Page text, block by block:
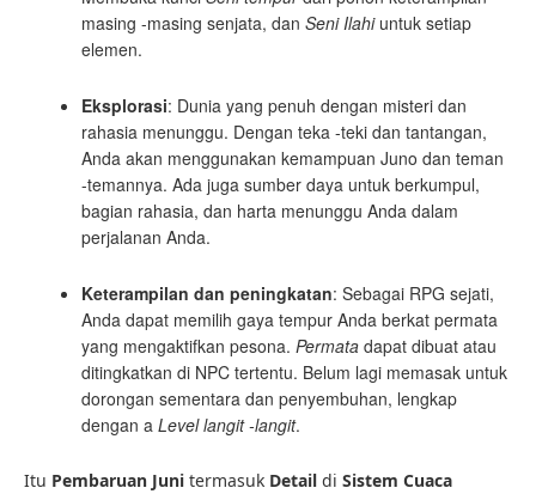
masing -masing senjata, dan Seni Ilahiuntuk setiap
elemen.
Eksplorasi: Dunia yang penuh dengan misteri dan
rahasia menunggu. Dengan teka -teki dan tantangan,
Anda akan menggunakan kemampuan Juno dan teman
-temannya. Ada juga sumber daya untuk berkumpul,
bagian rahasia, dan harta menunggu Anda dalam
perjalanan Anda.
Keterampilan dan peningkatan: Sebagai RPG sejati,
Anda dapat memilih gaya tempur Anda berkat permata
yang mengaktifkan pesona. Permata dapat dibuat atau
ditingkatkan di NPC tertentu. Belum lagi memasak untuk
dorongan sementara dan penyembuhan, lengkap
dengan a Level langit -langit.
Itu Pembaruan Juni termasuk Detail di Sistem Cuaca